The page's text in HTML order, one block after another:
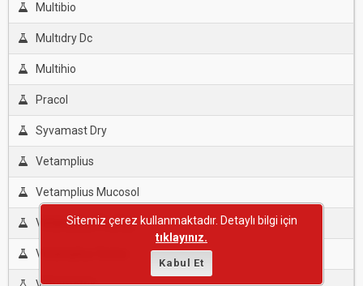
Multibio
Multıdry Dc
Multihio
Pracol
Syvamast Dry
Vetamplius
Vetamplius Mucosol
Vetamplius Poultry
Vetamplius Swine
Sitemiz çerez kullanmaktadır. Detaylı bilgi için
tıklayınız.
Kabul Et